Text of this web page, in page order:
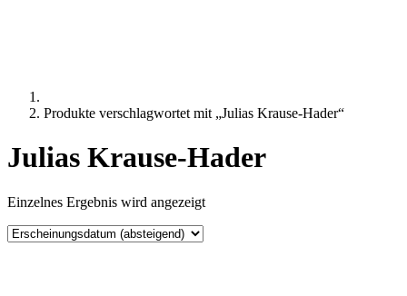
Produkte verschlagwortet mit „Julias Krause-Hader“
Julias Krause-Hader
Einzelnes Ergebnis wird angezeigt